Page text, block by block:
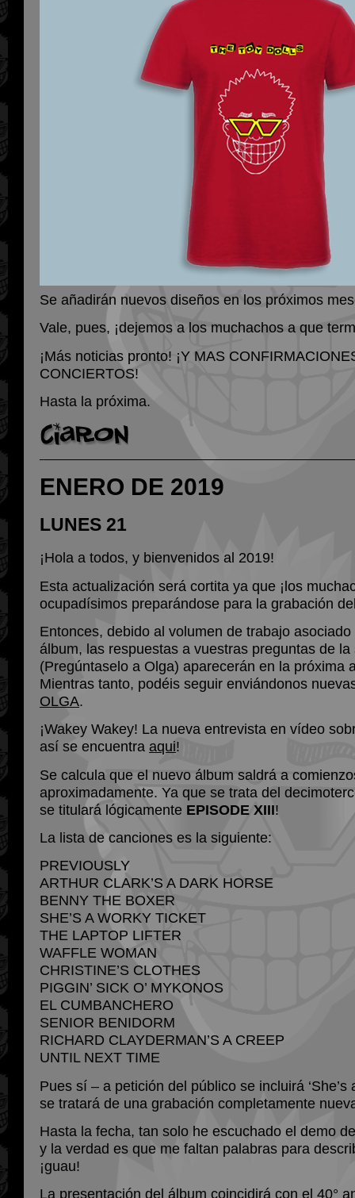
Se añadirán nuevos diseños en los próximos
Vale, pues, ¡dejemos a los muchachos a que
¡Más noticias pronto! ¡Y MAS
CONCIERTOS!
Hasta la próxima.
ENERO DE 2019
LUNES 21
¡Hola a todos, y bienvenidos al 2019!
Esta actualización será cortita ya que ¡los
ocupadísimos preparándose para la grabación
Entonces, debido al volumen de trabajo
álbum, las respuestas a vuestras preguntas de
(Pregúntaselo a Olga) aparecerán en la próxima
Mientras tanto, podéis seguir enviándonos
OLGA.
¡Wakey Wakey! La nueva entrevista en vídeo
así se encuentra aqui!
Se calcula que el nuevo álbum saldrá a
aproximadamente. Ya que se trata del
se titulará lógicamente EPISODE XIII!
La lista de canciones es la siguiente:
PREVIOUSLY
ARTHUR CLARK’S A DARK HORSE
BENNY THE BOXER
SHE’S A WORKY TICKET
THE LAPTOP LIFTER
WAFFLE WOMAN
CHRISTINE’S CLOTHES
PIGGIN’ SICK O’ MYKONOS
EL CUMBANCHERO
SENIOR BENIDORM
RICHARD CLAYDERMAN’S A CREEP
UNTIL NEXT TIME
Pues sí – a petición del público se incluirá ‘She’s
se tratará de una grabación completamente
Hasta la fecha, tan solo he escuchado el demo
y la verdad es que me faltan palabras para
¡guau!
La presentación del álbum coincidirá con el 40°